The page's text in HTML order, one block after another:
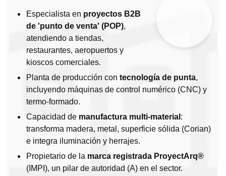
Especialista en proyectos B2B
de 'punto de venta' (POP),
atendiendo a tiendas,
restaurantes, aeropuertos y
kioscos comerciales.
Planta de producción con tecnología de punta,
incluyendo máquinas de control numérico (CNC) y
termo-formado.
Capacidad de manufactura multi-material :
transforma madera, metal, superficie sólida (Corian)
e integra iluminación y herrajes.
Propietario de la marca registrada ProyectArq®
(IMPI), un pilar de autoridad (A) en el sector.